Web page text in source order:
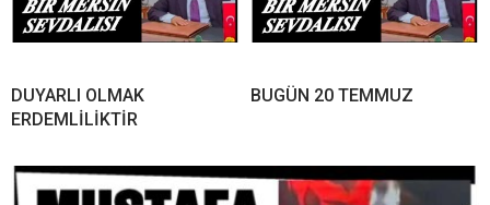
DUYARLI OLMAK
ERDEMLİLİKTİR
BUGÜN 20 TEMMUZ